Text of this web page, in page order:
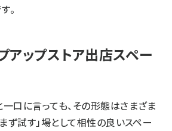
。
アップストア出店スペー
一口に言っても、その形態はさまざま
まず試す」場として相性の良いスペー